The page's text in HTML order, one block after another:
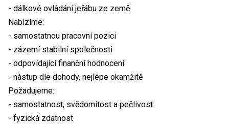
- dálkové ovládání jeřábu ze země
Nabízíme:
- samostatnou pracovní pozici
- zázemí stabilní společnosti
- odpovídající finanční hodnocení
- nástup dle dohody, nejlépe okamžitě
Požadujeme:
- samostatnost, svědomitost a pečlivost
- fyzická zdatnost